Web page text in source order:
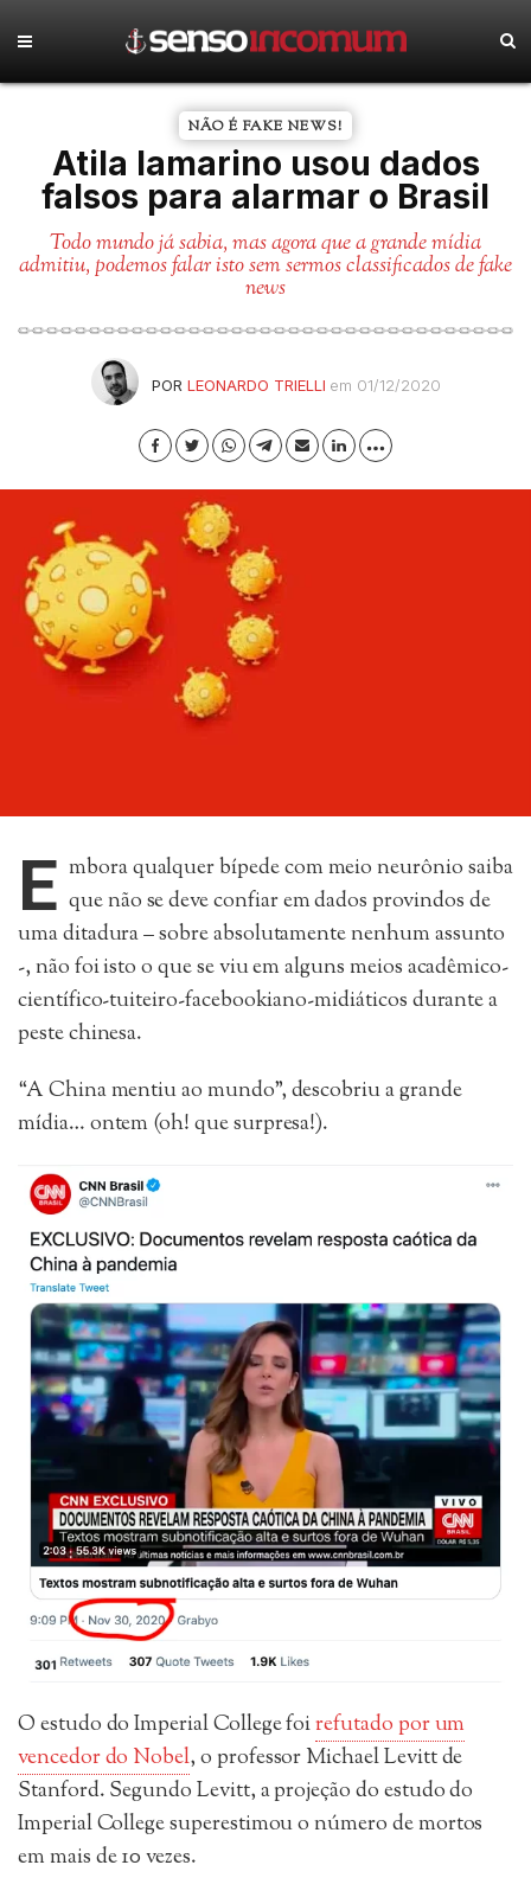
NÃO É FAKE NEWS!
Atila Iamarino usou dados
falsos para alarmar o Brasil
Todo mundo já sabia, mas agora que a grande mídia
admitiu, podemos falar isto sem sermos classificados de fake
news
POR LEONARDO TRIELLI em 01/12/2020
E mbora qualquer bípede com meio neurônio saiba
que não se deve confiar em dados provindos de
uma ditadura – sobre absolutamente nenhum assunto
-, não foi isto o que se viu em alguns meios acadêmico-
científico-tuiteiro-facebookiano-midiáticos durante a
peste chinesa.
“A China mentiu ao mundo”, descobriu a grande
mídia… ontem (oh! que surpresa!).
O estudo do Imperial College foirefutado por um
vencedor do Nobel, o professor Michael Levitt de
Stanford. Segundo Levitt, a projeção do estudo do
Imperial College superestimou o número de mortos
em mais de 10 vezes.